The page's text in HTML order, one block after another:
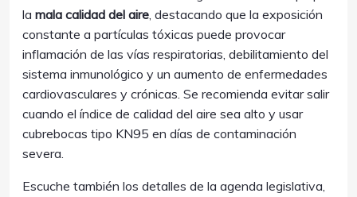
la mala calidad del aire, destacando que la exposición
constante a partículas tóxicas puede provocar
inflamación de las vías respiratorias, debilitamiento del
sistema inmunológico y un aumento de enfermedades
cardiovasculares y crónicas. Se recomienda evitar salir
cuando el índice de calidad del aire sea alto y usar
cubrebocas tipo KN95 en días de contaminación
severa.
Escuche también los detalles de la agenda legislativa,